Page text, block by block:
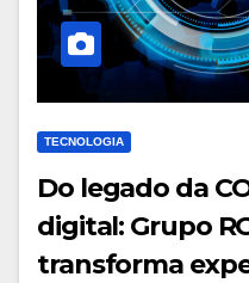
TECNOLOGIA
Do legado da
digital: Grupo
transforma